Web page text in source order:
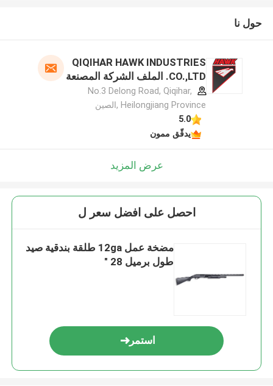
حول نا
QIQIHAR HAWK INDUSTRIES
CO.,LTD. الملف الشركة المصنعة
No.3 Delong Road, Qiqihar,
Heilongjiang Province ,الصين
5.0
يدقّق ممون
عرض المزيد
احصل على افضل سعر ل
مضخة عمل 12ga طلقة بندقية صيد
طول برميل 28 "
استمر